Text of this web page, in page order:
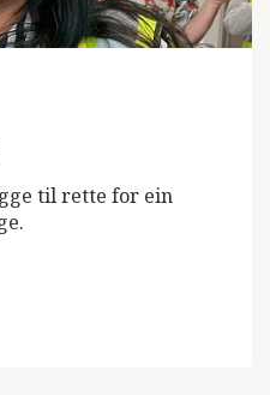
til rette for ein